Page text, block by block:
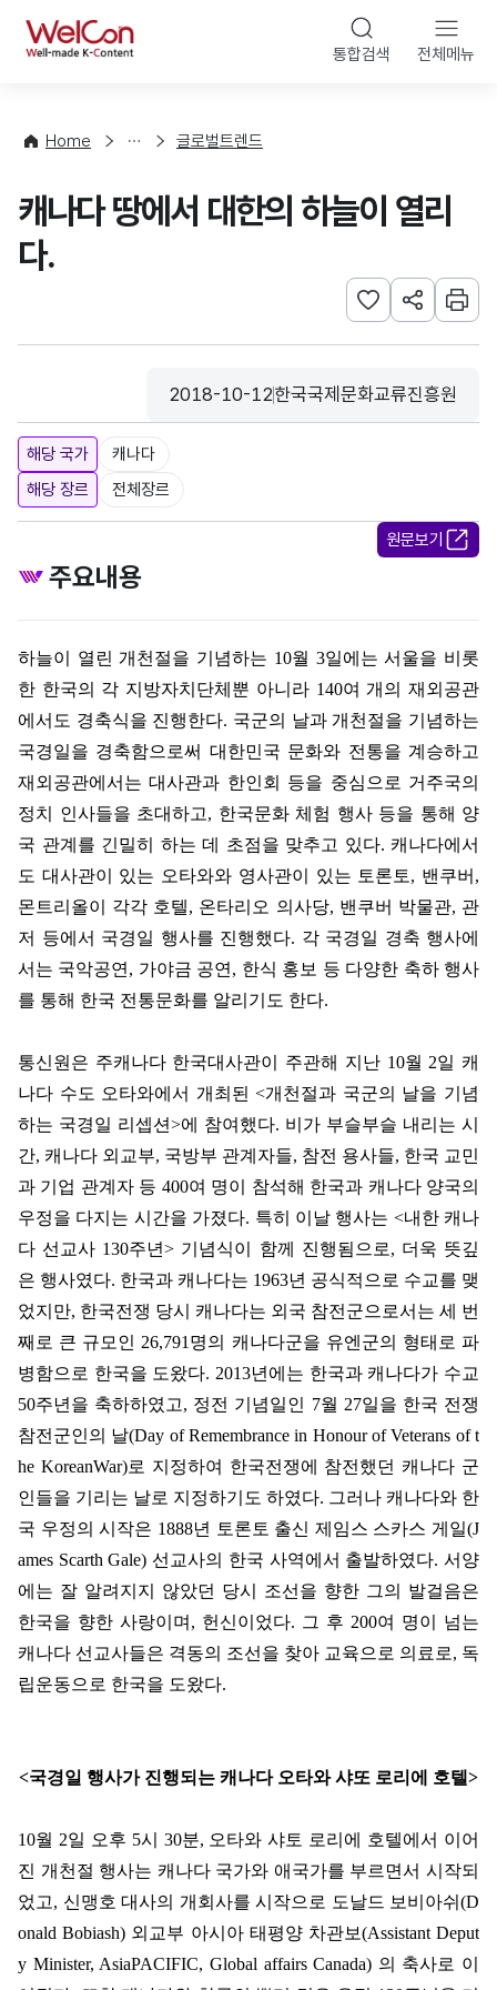
WelCon 통합검색 전체메뉴
Home
향
계
글로벌트렌드
캐나다 땅에서 대한의 하늘이 열리
다.
관심사 등록하기
URL 공유하
인쇄
등록일
2018-10-12
수집기관
한국국제문화교류진흥원
해당 국가
캐나다
해당 장르
전체장르
원문보기
주요내용
하늘이 열린 개천절을 기념하는 10월 3일에는 서울을 비롯
한 한국의 각 지방자치단체뿐 아니라 140여 개의 재외공관
에서도 경축식을 진행한다. 국군의 날과 개천절을 기념하는
국경일을 경축함으로써 대한민국 문화와 전통을 계승하고
재외공관에서는 대사관과 한인회 등을 중심으로 거주국의
정치 인사들을 초대하고, 한국문화 체험 행사 등을 통해 양
국 관계를 긴밀히 하는 데 초점을 맞추고 있다. 캐나다에서
도 대사관이 있는 오타와와 영사관이 있는 토론토, 밴쿠버 ,
몬트리올이 각각 호텔, 온타리오 의사당, 밴쿠버 박물관, 관
저 등에서 국경일 행사를 진행했다. 각 국경일 경축 행사에
서는 국악공연 , 가야금 공연 , 한식 홍보 등 다양한 축하 행사
를 통해 한국 전통문화를 알리기도 한다.
통신원은 주캐나다 한국대사관이 주관해 지난 10월 2일 캐
나다 수도 오타와에서 개최된<개천절과 국군의 날을 기념
하는 국경일 리셉션>에 참여했다. 비가 부슬부슬 내리는 시
간, 캐나다 외교부, 국방부 관계자들, 참전 용사들, 한국 교민
과 기업 관계자 등 400여 명이 참석해 한국과 캐나다 양국의
우정을 다지는 시간을 가졌다. 특히 이날 행사는 <내한 캐나
다 선교사 130주년> 기념식이 함께 진행됨으로, 더욱 뜻깊
은 행사였다. 한국과 캐나다는 1963년 공식적으로 수교를 맺
었지만, 한국전쟁 당시 캐나다는 외국 참전군으로서는 세 번
째로 큰 규모인 26,791 명의 캐나다군을 유엔군의 형태로 파
병함으로 한국을 도왔다. 2013년에는 한국과 캐나다가 수교
50주년을 축하하였고, 정전 기념일인 7월 27일을 한국 전쟁
참전군인의 날(Day of Remembrance in Honour of Veterans of t
he KoreanWar)로 지정하여 한국전쟁에 참전했던 캐나다 군
인들을 기리는 날로 지정하기도 하였다. 그러나 캐나다와 한
국 우정의 시작은 1888년 토론토 출신 제임스 스카스 게일(J
ames Scarth Gale) 선교사의 한국 사역에서 출발하였다.서양
에는 잘 알려지지 않았던 당시 조선을 향한 그의 발걸음은
한국을 향한 사랑이며 , 헌신이었다. 그 후 200여 명이 넘는
캐나다 선교사들은 격동의 조선을 찾아 교육으로 의료로, 독
립운동으로 한국을 도왔다.
<국경일 행사가 진행되는 캐나다 오타와 샤또 로리에 호텔>
10월 2일 오후 5시 30분, 오타와 샤토 로리에 호텔에서 이어
진 개천절 행사는 캐나다 국가와 애국가를 부르면서 시작되
었고, 신맹호 대사의 개회사를 시작으로 도날드 보비아쉬 (D
onald Bobiash) 외교부 아시아 태평양 차관보(Assistant Deput
y Minister, AsiaPACIFIC, Global affairs Canada) 의 축사로 이